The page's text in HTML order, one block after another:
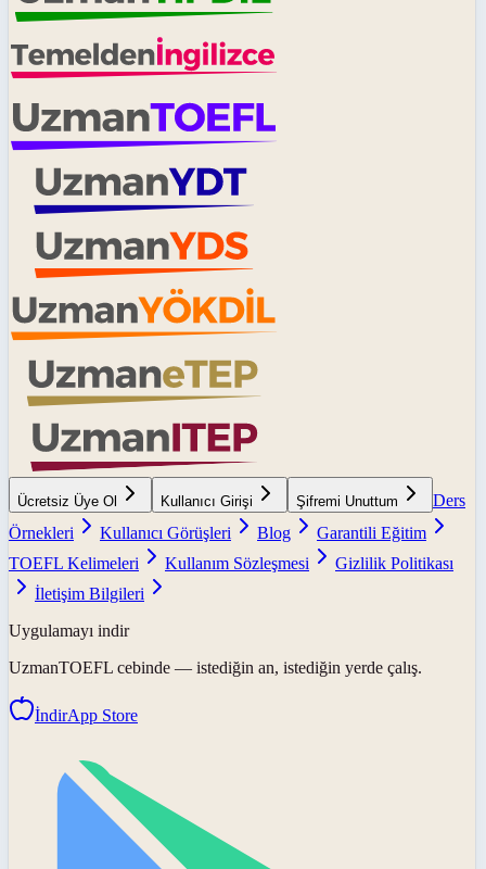
Ücretsiz Üye Ol Kullanıcı Girişi Şifremi Unuttum
Ders
Örnekleri
Kullanıcı Görüşleri Blog
Garantili Eğitim
TOEFL Kelimeleri
Kullanım Sözleşmesi
Gizlilik Politikası
İletişim Bilgileri
Uygulamayı indir
UzmanTOEFL cebinde — istediğin an, istediğin yerde çalış.
İndirApp Store